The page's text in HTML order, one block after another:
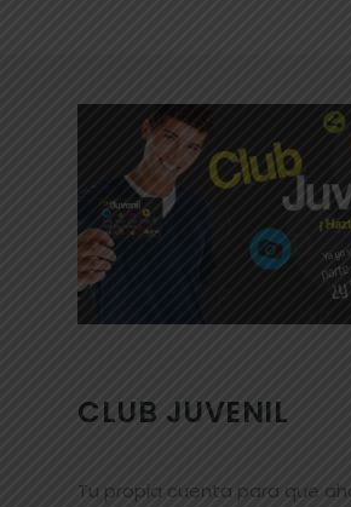
CLUB JUVENIL
Tu propia cuenta para que